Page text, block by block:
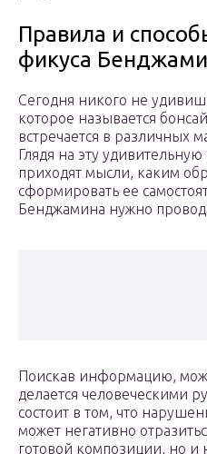
Правила и
фикуса
Сегодня никого не
которое называется
встречается в различных
Глядя на эту
приходят мысли, каким
сформировать ее
Бенджамина нужно
Поискав информацию,
делается человеческими
состоит в том, что
может негативно
готовой композиции, но и